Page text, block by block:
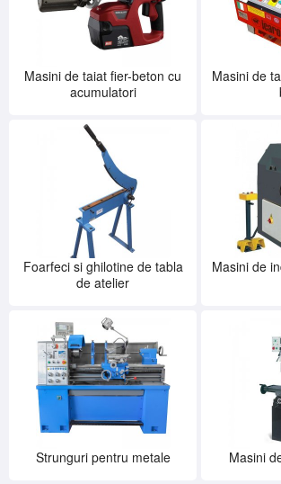
Masini de taiat fier-beton cu
acumulatori
Masini de
Foarfeci si ghilotine de tabla
de atelier
Masini de
Strunguri pentru metale Masini